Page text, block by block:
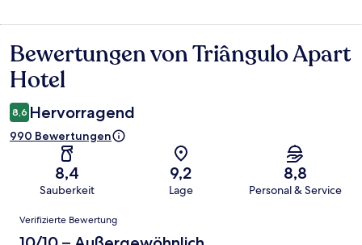
Bewertungen
Bewertungen von Triângulo Apart
Hotel
8,6 Hervorragend
990 Bewertungen
8,4
Sauberkeit
9,2
Lage
8,8
Personal & Service
Bewertungen
Verifizierte Bewertung